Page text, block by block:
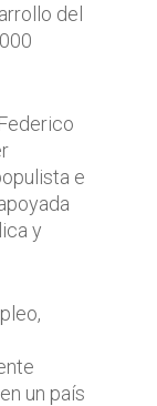
del
e
y
un país